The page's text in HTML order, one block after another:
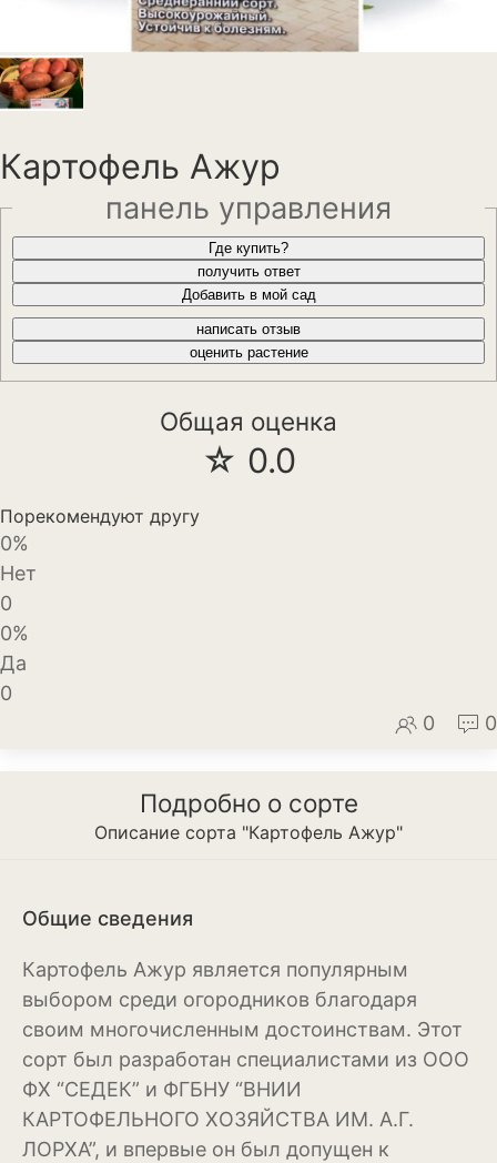
Астильба
Астра
Бархатцы
Гладиолус
Годеция
Декоративный лук
Дельфиниум
Ипомея
Ирис
Лобелия
Магнолия
Нарциссы
Настурция
Картофель Ажур
панель управления
Где купить?
получить ответ
Добавить в мой сад
написать отзыв
оценить растение
Общая оценка
☆ 0.0
Порекомендуют другу
0%
Нет
0
0%
Да
0
0
0
Подробно о сорте
Описание сорта "Картофель Ажур"
Общие сведения
Картофель Ажур является популярным
выбором среди огородников благодаря
своим многочисленным достоинствам. Этот
сорт был разработан специалистами из ООО
ФХ “СЕДЕК” и ФГБНУ “ВНИИ
КАРТОФЕЛЬНОГО ХОЗЯЙСТВА ИМ. А.Г.
ЛОРХА”, и впервые он был допущен к